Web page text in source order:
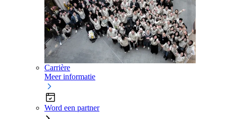
Carrière
Meer informatie
Word een partner